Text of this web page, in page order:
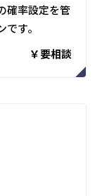
確率設定を管
す。
￥要相談